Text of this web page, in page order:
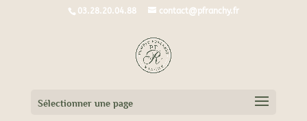
03.28.20.04.88 contact@pfranchy.fr
Sélectionner une page